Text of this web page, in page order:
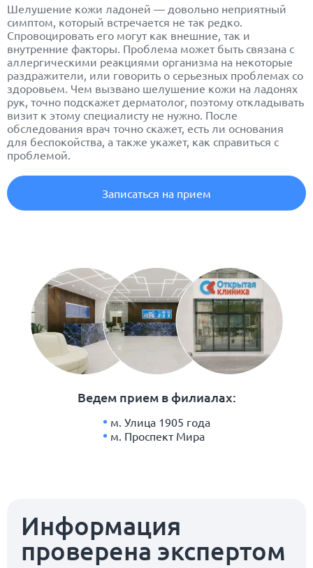
Ведем прием в филиалах:
м. Улица 1905 года
м. Проспект Мира
Шелушение кожи ладоней — довольно неприятный
симптом, который встречается не так редко.
Спровоцировать его могут как внешние, так и
внутренние факторы. Проблема может быть связана с
аллергическими реакциями организма на некоторые
раздражители, или говорить о серьезных проблемах со
здоровьем. Чем вызвано шелушение кожи на ладонях
рук, точно подскажет дерматолог, поэтому откладывать
визит к этому специалисту не нужно. После
обследования врач точно скажет, есть ли основания
для беспокойства, а также укажет, как справиться с
проблемой.
Записаться на прием
Информация
проверена экспертом